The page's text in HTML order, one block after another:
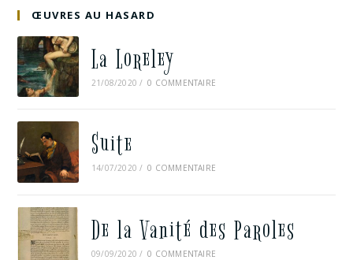
ŒUVRES AU HASARD
La Loreley
21/08/2020 / 0 COMMENTAIRE
Suite
14/07/2020 / 0 COMMENTAIRE
De la Vanité des Paroles
09/09/2020 / 0 COMMENTAIRE